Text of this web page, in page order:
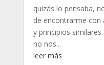
quizás lo pensaba,
de encontrarme con
y principios
no nos...
leer más